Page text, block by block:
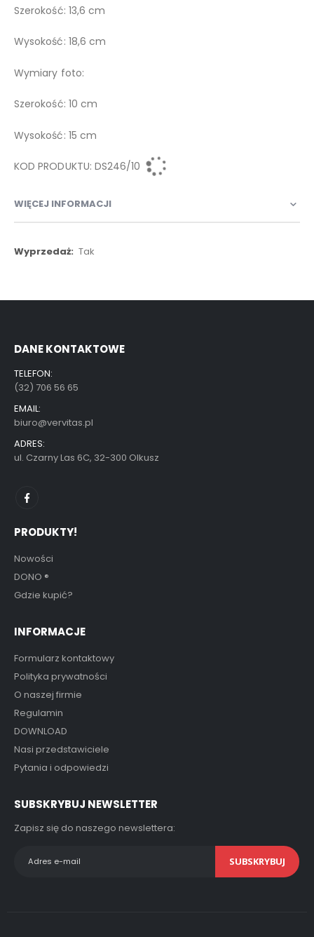
Szerokość: 13,6 cm
Wysokość: 18,6 cm
Wymiary foto:
Szerokość: 10 cm
Wysokość: 15 cm
KOD PRODUKTU: DS246/10
WIĘCEJ INFORMACJI
Więcej
Tak
DANE KONTAKTOWE
TELEFON:
(32) 706 56 65
EMAIL:
biuro@vervitas.pl
ADRES:
ul. Czarny Las 6C, 32-300 Olkusz
PRODUKTY!
Nowości
DONO ®
Gdzie kupić?
INFORMACJE
Formularz kontaktowy
Polityka prywatności
O naszej firmie
Regulamin
DOWNLOAD
Nasi przedstawiciele
Pytania i odpowiedzi
SUBSKRYBUJ NEWSLETTER
Zapisz się do naszego newslettera:
SUBSKRYBUJ